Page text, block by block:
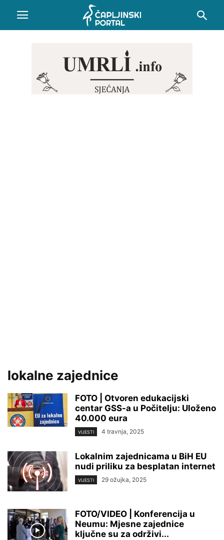
lokalne zajednice
FOTO | Otvoren edukacijski
centar GSS-a u Počitelju: Uloženo
40.000 eura
VIJESTI 4 travnja, 2025
Lokalnim zajednicama u BiH EU
nudi priliku za besplatan internet
VIJESTI 29 ožujka, 2025
FOTO/VIDEO | Konferencija u
Neumu: Mjesne zajednice
ključne su za održivi...